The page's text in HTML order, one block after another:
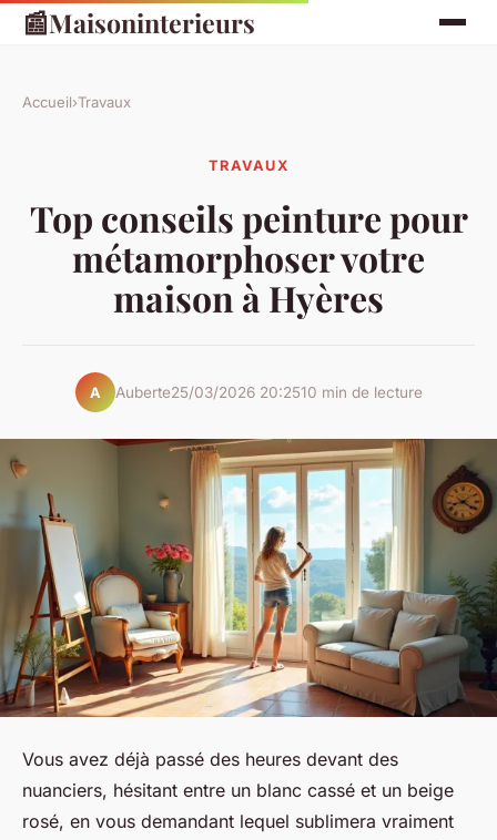
📰Maisoninterieurs
Accueil›Travaux
TRAVAUX
Top conseils peinture pour
métamorphoser votre
maison à Hyères
A Auberte25/03/2026 20:2510 min de lecture
Vous avez déjà passé des heures devant des
nuanciers, hésitant entre un blanc cassé et un beige
rosé, en vous demandant lequel sublimera vraiment